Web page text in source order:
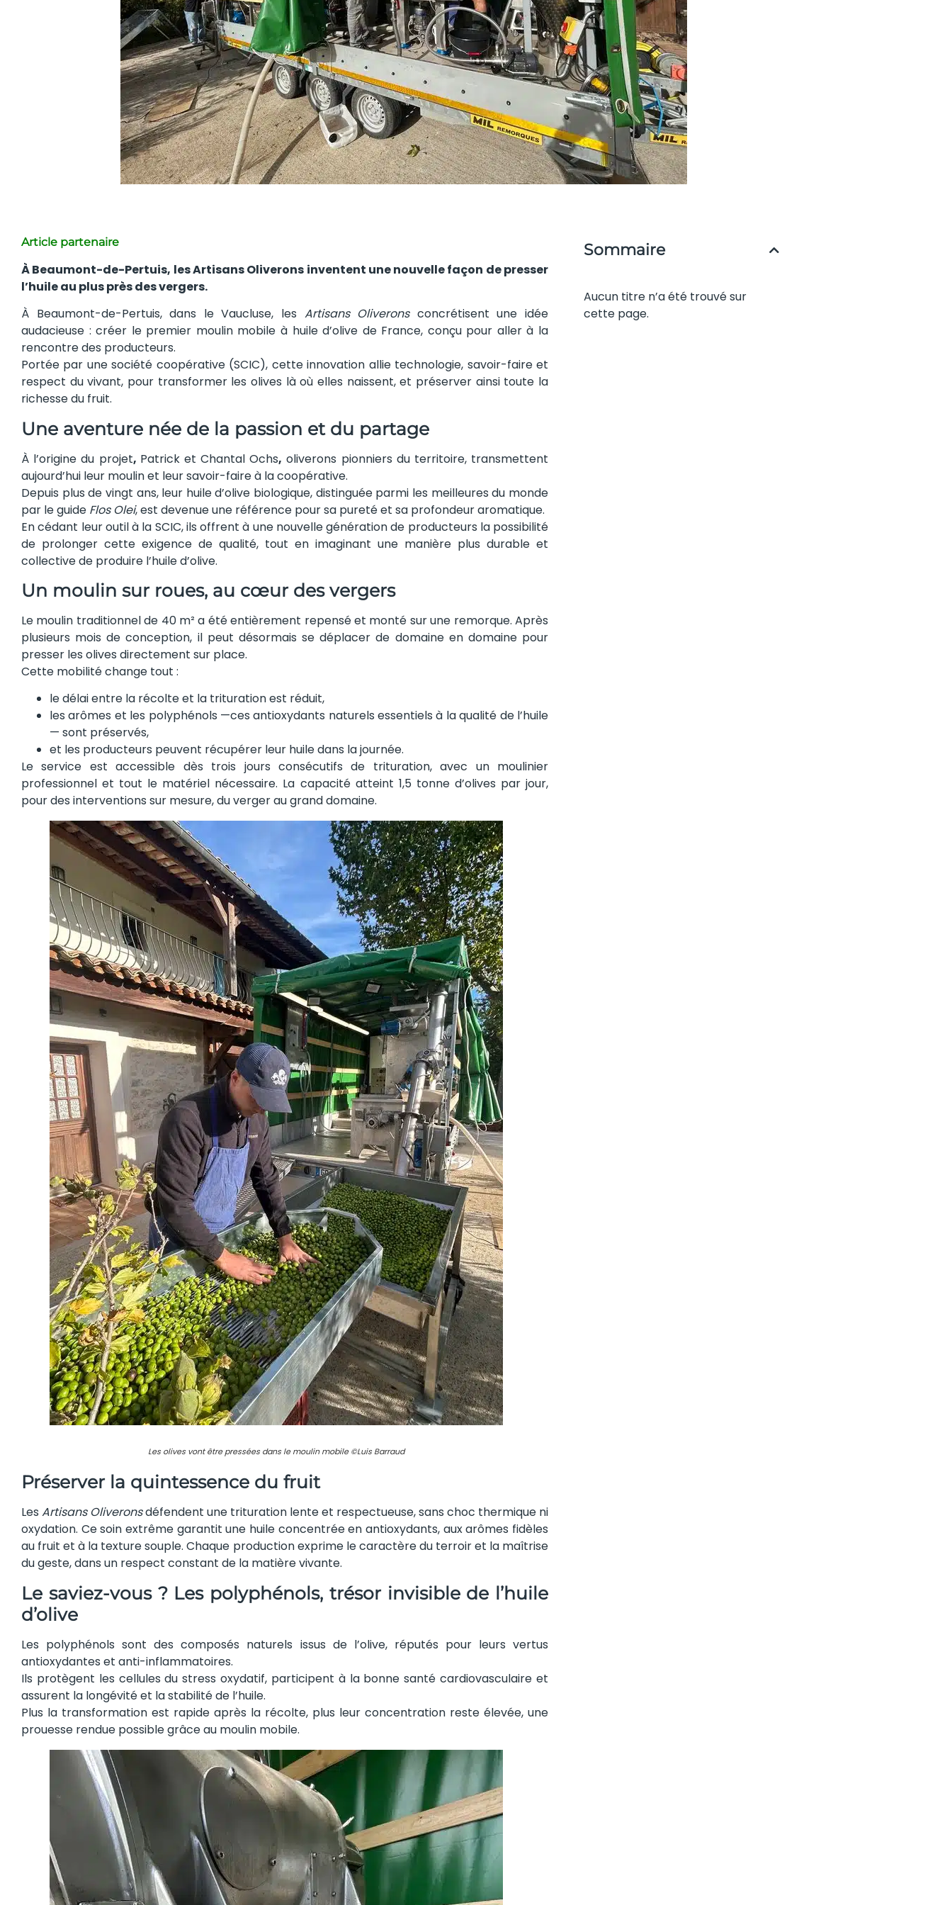
Article partenaire
À Beaumont-de-Pertuis, les Artisans Oliverons inventent une nouvelle façon de presser
l’huile au plus près des vergers.
À Beaumont-de-Pertuis, dans le Vaucluse, les Artisans Oliveronsconcrétisent une idée
audacieuse : créer le premier moulin mobile à huile d’olive de France, conçu pour aller à la
rencontre des producteurs.
Portée par une société coopérative (SCIC), cette innovation allie technologie, savoir-faire et
respect du vivant, pour transformer les olives là où elles naissent, et préserver ainsi toute la
richesse du fruit.
Une aventure née de la passion et du partage
À l’origine du projet, Patrick et Chantal Ochs, oliverons pionniers du territoire, transmettent
aujourd’hui leur moulin et leur savoir-faire à la coopérative.
Depuis plus de vingt ans, leur huile d’olive biologique, distinguée parmi les meilleures du monde
par le guide Flos Olei, est devenue une référence pour sa pureté et sa profondeur aromatique.
En cédant leur outil à la SCIC, ils offrent à une nouvelle génération de producteurs la possibilité
de prolonger cette exigence de qualité, tout en imaginant une manière plus durable et
collective de produire l’huile d’olive.
Un moulin sur roues, au cœur des vergers
Le moulin traditionnel de 40 m² a été entièrement repensé et monté sur une remorque. Après
plusieurs mois de conception, il peut désormais se déplacer de domaine en domaine pour
presser les olives directement sur place.
Cette mobilité change tout :
le délai entre la récolte et la trituration est réduit,
les arômes et les polyphénols —ces antioxydants naturels essentiels à la qualité de l’huile
— sont préservés,
et les producteurs peuvent récupérer leur huile dans la journée.
Le service est accessible dès trois jours consécutifs de trituration, avec un moulinier
professionnel et tout le matériel nécessaire. La capacité atteint 1,5 tonne d’olives par jour,
pour des interventions sur mesure, du verger au grand domaine.
Les olives vont être pressées dans le moulin mobile ©Luis Barraud
Préserver la quintessence du fruit
Les Artisans Oliveronsdéfendent une trituration lente et respectueuse, sans choc thermique ni
oxydation. Ce soin extrême garantit une huile concentrée en antioxydants, aux arômes fidèles
au fruit et à la texture souple. Chaque production exprime le caractère du terroir et la maîtrise
du geste, dans un respect constant de la matière vivante.
Le saviez-vous ? Les polyphénols, trésor invisible de l’huile
d’olive
Les polyphénols sont des composés naturels issus de l’olive, réputés pour leurs vertus
antioxydantes et anti-inflammatoires.
Ils protègent les cellules du stress oxydatif, participent à la bonne santé cardiovasculaire et
assurent la longévité et la stabilité de l’huile.
Plus la transformation est rapide après la récolte, plus leur concentration reste élevée, une
prouesse rendue possible grâce au moulin mobile.
Sommaire
Aucun titre n’a été trouvé sur
cette page.